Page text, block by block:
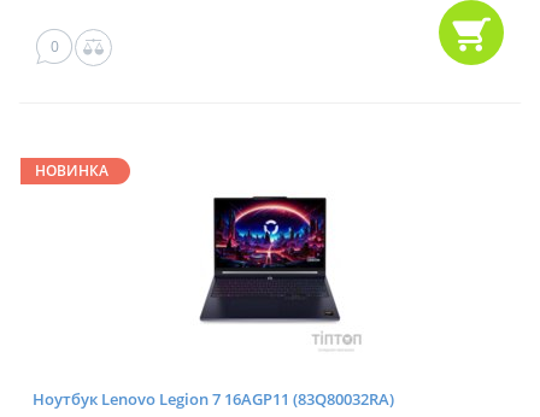
0
НОВИНКА
Ноутбук Lenovo Legion 7 16AGP11 (83Q80032RA)